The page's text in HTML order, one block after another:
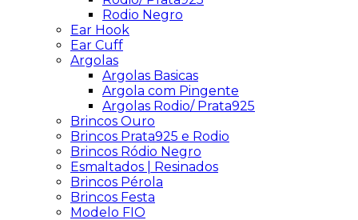
Rodio Negro
Ear Hook
Ear Cuff
Argolas
Argolas Basicas
Argola com Pingente
Argolas Rodio/ Prata925
Brincos Ouro
Brincos Prata925 e Rodio
Brincos Ródio Negro
Esmaltados | Resinados
Brincos Pérola
Brincos Festa
Modelo FIO